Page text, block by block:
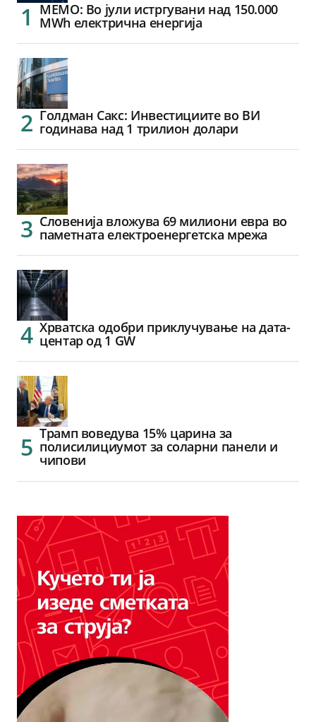
МЕМО: Во јули истргувани над 150.000
MWh електрична енергија
Голдман Сакс: Инвестициите во ВИ
годинава над 1 трилион долари
Словенија вложува 69 милиони евра во
паметната електроенергетска мрежа
Хрватска одобри приклучување на дата-
центар од 1 GW
Трамп воведува 15% царина за
полисилициумот за соларни панели и
чипови